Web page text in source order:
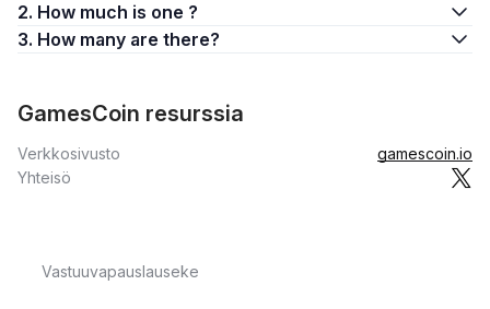
2. How much is one ?
3. How many are there?
GamesCoin resurssia
Verkkosivusto
gamescoin.io
Yhteisö
Vastuuvapauslauseke